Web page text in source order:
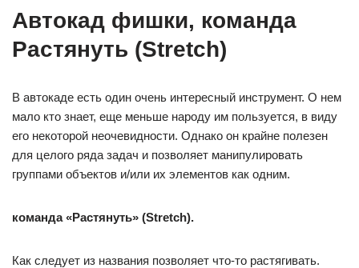
Автокад фишки, команда
Растянуть (Stretch)
В автокаде есть один очень интересный инструмент. О нем
мало кто знает, еще меньше народу им пользуется, в виду
его некоторой неочевидности. Однако он крайне полезен
для целого ряда задач и позволяет манипулировать
группами объектов и/или их элементов как одним.
команда «Растянуть» (Stretch).
Как следует из названия позволяет что-то растягивать.